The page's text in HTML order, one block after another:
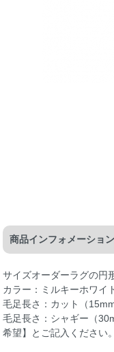
商品インフォメーション
サイズオーダーラグの円
カラー：ミルキーホワイ
毛足長さ：カット（
毛足長さ：シャギー（
希望】とご記入ください